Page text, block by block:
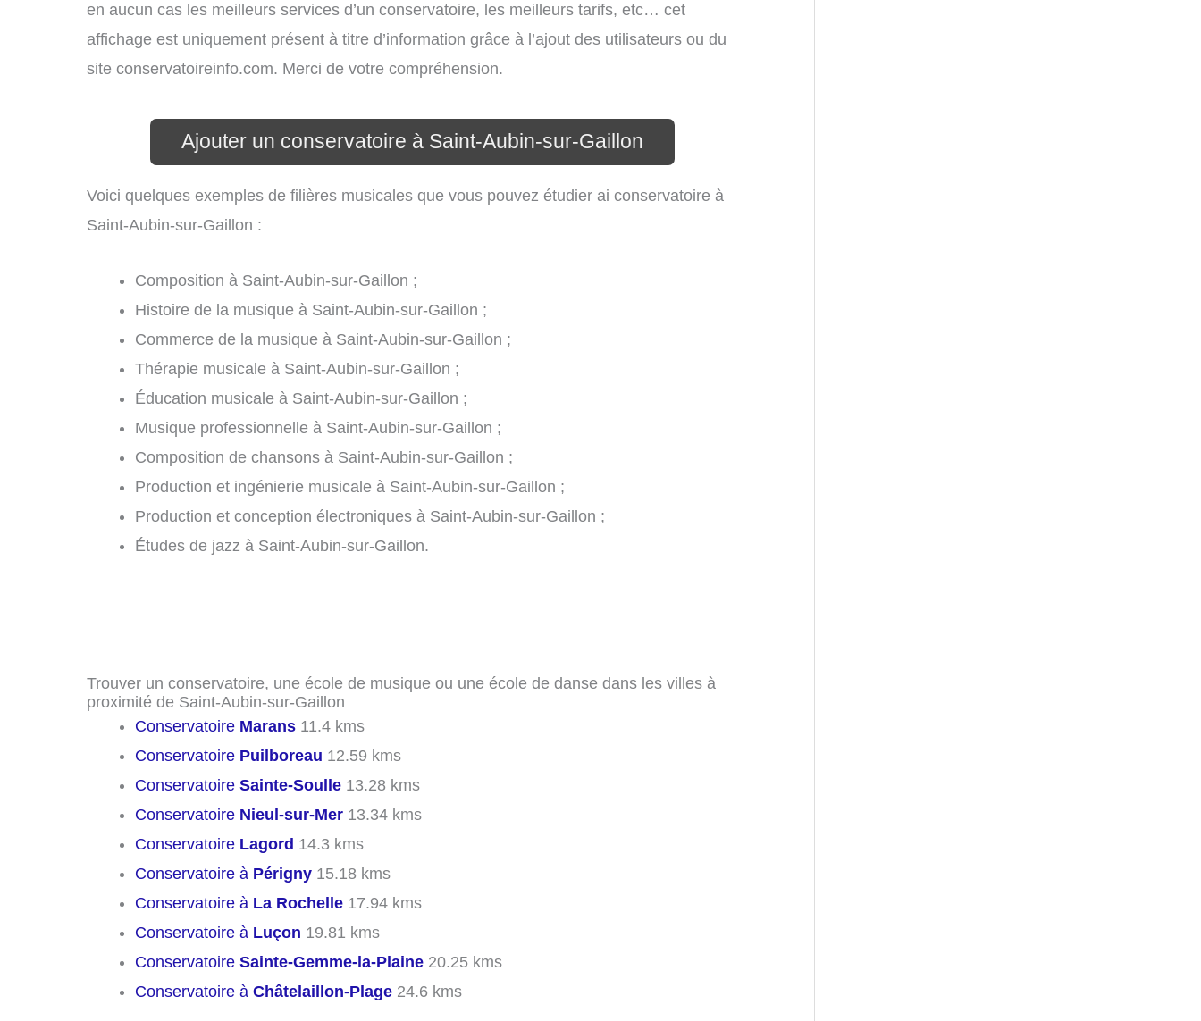
en aucun cas les meilleurs services d’un conservatoire, les meilleurs tarifs, etc… cet
affichage est uniquement présent à titre d’information grâce à l’ajout des utilisateurs ou du
site conservatoireinfo.com. Merci de votre compréhension.
Ajouter un conservatoire à Saint-Aubin-sur-Gaillon
Voici quelques exemples de filières musicales que vous pouvez étudier ai conservatoire à
Saint-Aubin-sur-Gaillon :
Composition à Saint-Aubin-sur-Gaillon ;
Histoire de la musique à Saint-Aubin-sur-Gaillon ;
Commerce de la musique à Saint-Aubin-sur-Gaillon ;
Thérapie musicale à Saint-Aubin-sur-Gaillon ;
Éducation musicale à Saint-Aubin-sur-Gaillon ;
Musique professionnelle à Saint-Aubin-sur-Gaillon ;
Composition de chansons à Saint-Aubin-sur-Gaillon ;
Production et ingénierie musicale à Saint-Aubin-sur-Gaillon ;
Production et conception électroniques à Saint-Aubin-sur-Gaillon ;
Études de jazz à Saint-Aubin-sur-Gaillon.
Trouver un conservatoire, une école de musique ou une école de danse dans les villes à
proximité de Saint-Aubin-sur-Gaillon
Conservatoire Marans 11.4 kms
Conservatoire Puilboreau 12.59 kms
Conservatoire Sainte-Soulle 13.28 kms
Conservatoire Nieul-sur-Mer 13.34 kms
Conservatoire Lagord 14.3 kms
Conservatoire à Périgny 15.18 kms
Conservatoire à La Rochelle 17.94 kms
Conservatoire à Luçon 19.81 kms
Conservatoire Sainte-Gemme-la-Plaine 20.25 kms
Conservatoire à Châtelaillon-Plage 24.6 kms